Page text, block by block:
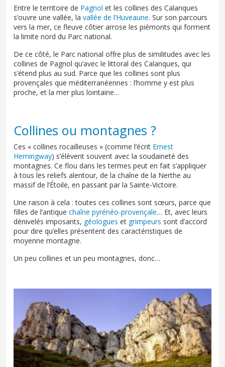
Entre le territoire de Pagnol et les collines des Calanques
s’ouvre une vallée, la vallée de l’Huveaune. Sur son parcours
vers la mer, ce fleuve côtier arrose les piémonts qui forment
la limite nord du Parc national.
De ce côté, le Parc national offre plus de similitudes avec les
collines de Pagnol qu’avec le littoral des Calanques, qui
s’étend plus au sud. Parce que les collines sont plus
provençales que méditerranéennes : l’homme y est plus
proche, et la mer plus lointaine…
Collines ou montagnes ?
Ces « collines rocailleuses » (comme l’écrit Ernest
Hemingway) s’élèvent souvent avec la soudaineté des
montagnes. Ce flou dans les termes peut en fait s’appliquer
à tous les reliefs alentour, de la chaîne de la Nerthe au
massif de l’Étoile, en passant par la Sainte-Victoire.
Une raison à cela : toutes ces collines sont sœurs, parce que
filles de l’antique chaîne pyrénéo-provençale… Et, avec leurs
dénivelés imposants, géologues et grimpeurs sont d’accord
pour dire qu’elles présentent des caractéristiques de
moyenne montagne.
Un peu collines et un peu montagnes, donc…